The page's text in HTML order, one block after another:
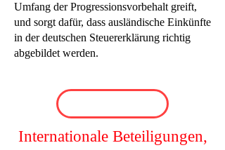
Umfang der Progressionsvorbehalt greift,
und sorgt dafür, dass ausländische Einkünfte
in der deutschen Steuererklärung richtig
abgebildet werden.
Internationale Beteiligungen,